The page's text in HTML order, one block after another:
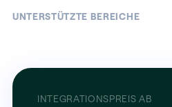
UNTERSTÜTZTE BEREICHE
INTEGRATIONSPREIS AB